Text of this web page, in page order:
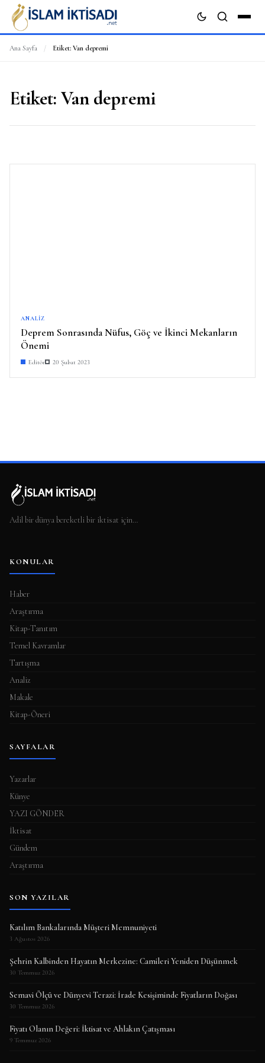
Ana Sayfa / Etiket: Van depremi
Etiket: Van depremi
ANALIZ
Deprem Sonrasında Nüfus, Göç ve İkinci Mekanların
Önemi
Editör 20 Şubat 2023
Adil bir dünya bereketli bir iktisat için…
KONULAR
Haber
Araştırma
Kitap-Tanıtım
Temel Kavramlar
Tartışma
Analiz
Makale
Kitap-Öneri
SAYFALAR
Yazarlar
Künye
YAZI GÖNDER
İktisat
Gündem
Araştırma
SON YAZILAR
Katılım Bankalarında Müşteri Memnuniyeti
3 Ağustos 2026
Şehrin Kalbinden Hayatın Merkezine: Camileri Yeniden Düşünmek
30 Temmuz 2026
Semavi Ölçü ve Dünyevi Terazi: İrade Kesişiminde Fiyatların Doğası
30 Temmuz 2026
Fiyatı Olanın Değeri: İktisat ve Ahlakın Çatışması
9 Temmuz 2026